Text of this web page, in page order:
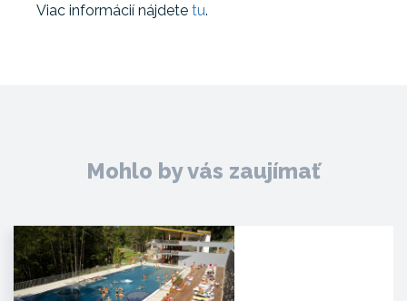
Viac informácií nájdete tu.
Mohlo by vás zaujímať